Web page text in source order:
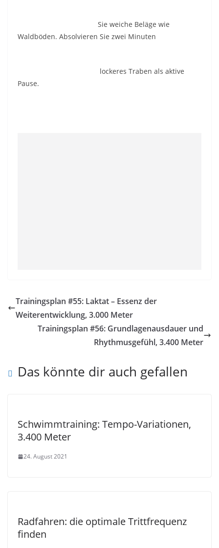
Sie weiche Beläge wie
Waldböden. Absolvieren Sie zwei Minuten
lockeres Traben als aktive
Pause.
Trainingsplan #55: Laktat – Essenz der
Weiterentwicklung, 3.000 Meter
Trainingsplan #56: Grundlagenausdauer und
Rhythmusgefühl, 3.400 Meter
Das könnte dir auch gefallen
Schwimmtraining: Tempo-Variationen,
3.400 Meter
24. August 2021
Radfahren: die optimale Trittfrequenz
finden